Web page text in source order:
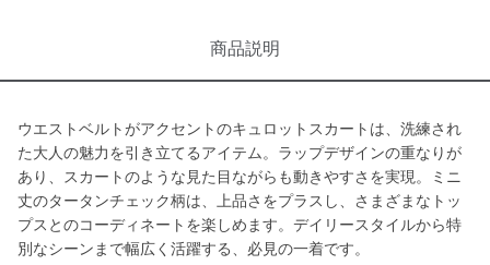
商品説明
ウエストベルトがアクセントのキュロットスカートは、洗練され
た大人の魅力を引き立てるアイテム。ラップデザインの重なりが
あり、スカートのような見た目ながらも動きやすさを実現。ミニ
丈のタータンチェック柄は、上品さをプラスし、さまざまなトッ
プスとのコーディネートを楽しめます。デイリースタイルから特
別なシーンまで幅広く活躍する、必見の一着です。